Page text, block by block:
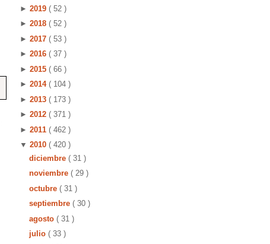
► 2019 ( 52 )
► 2018 ( 52 )
► 2017 ( 53 )
► 2016 ( 37 )
► 2015 ( 66 )
► 2014 ( 104 )
► 2013 ( 173 )
► 2012 ( 371 )
► 2011 ( 462 )
▼ 2010 ( 420 )
diciembre ( 31 )
noviembre ( 29 )
octubre ( 31 )
septiembre ( 30 )
agosto ( 31 )
julio ( 33 )